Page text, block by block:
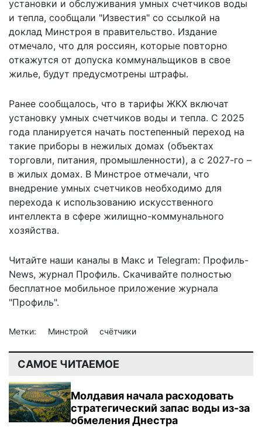
установки и обслуживания умных счетчиков воды
и тепла, сообщали "Известия" со ссылкой на
доклад Минстроя в правительство. Издание
отмечало, что для россиян, которые повторно
откажутся от допуска коммунальщиков в свое
жилье, будут предусмотрены штрафы.
Ранее сообщалось, что в тарифы ЖКХ включат
установку умных счетчиков воды и тепла. С 2025
года планируется начать постепенный переход на
такие приборы в нежилых домах (объектах
торговли, питания, промышленности), а с 2027-го –
в жилых домах. В Минстрое отмечали, что
внедрение умных счетчиков необходимо для
перехода к использованию искусственного
интеллекта в сфере жилищно-коммунального
хозяйства.
Читайте наши каналы в Макс и Telegram: Профиль-
News, журнал Профиль. Скачивайте полностью
бесплатное мобильное приложение журнала
"Профиль".
Метки: Минстрой счётчики
САМОЕ ЧИТАЕМОЕ
Молдавия начала расходовать
стратегический запас воды из-за
обмеления Днестра